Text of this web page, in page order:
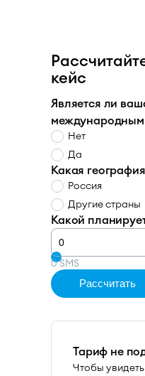
кейс
Является ли
Нет
Да
Какая
Россия
Другие страны
Какой
0 SMS
Рассчитать
Тариф не
Чтобы